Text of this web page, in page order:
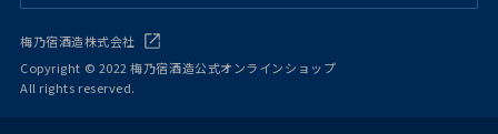
梅乃宿酒造株式会社
Copyright © 2022 梅乃宿酒造公式オンラインショップ
All rights reserved.